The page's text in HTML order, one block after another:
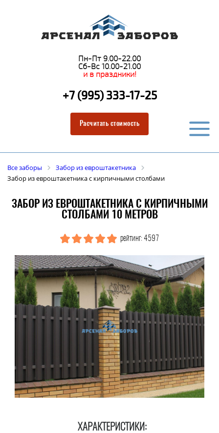
Пн-Пт 9.00-22.00
Сб-Вс 10.00-21.00
и в праздники!
+7 (995) 333-17-25
Расчитать стоимость
Все заборы
Забор из евроштакетника
Забор из евроштакетника с кирпичными столбами
ЗАБОР ИЗ ЕВРОШТАКЕТНИКА С КИРПИЧНЫМИ
СТОЛБАМИ 10 МЕТРОВ
рейтинг: 4597
ХАРАКТЕРИСТИКИ: